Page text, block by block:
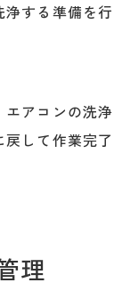
する準備を行
アコンの洗
して作業完了
理